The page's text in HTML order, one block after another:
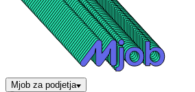
Mjob za podjetja